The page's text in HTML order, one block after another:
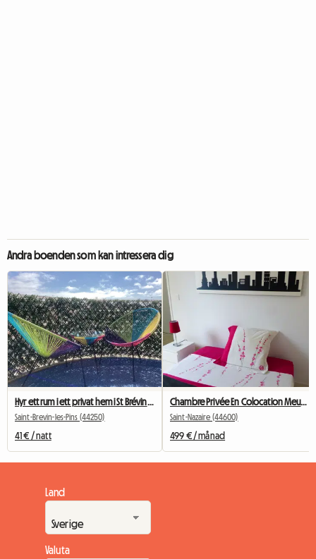
Andra boenden som kan intressera dig
Saint-Brevin-les-Pins (44250)
41 € / natt
Chambre Privée En Colocation Meublee
Saint-Nazaire (44600)
499 € / månad
Land
Valuta